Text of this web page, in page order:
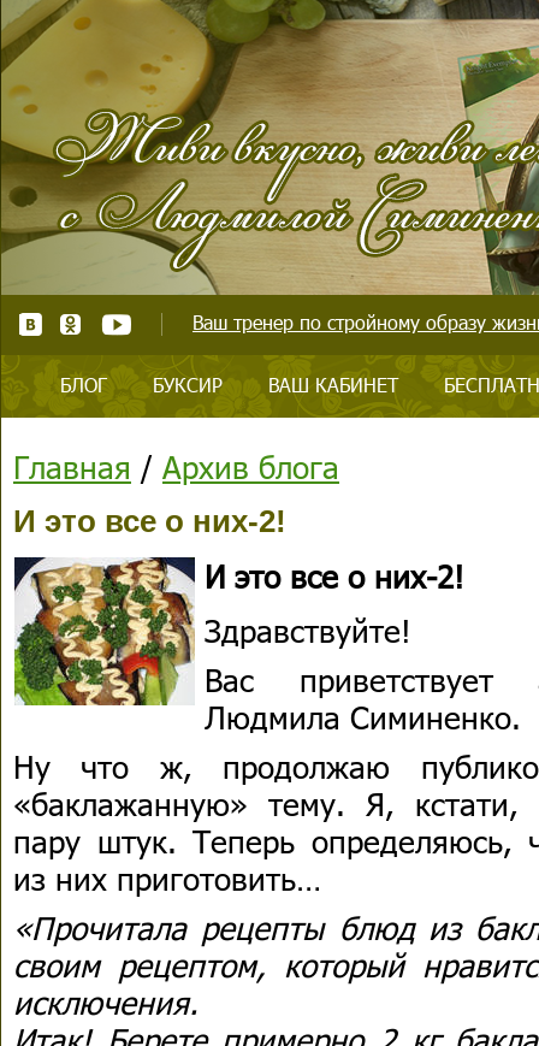
Ваш тренер по стройному образу
БЛОГ БУКСИР ВАШ КАБИНЕТ
Главная / Архив блога
И это все о них-2!
И это все о них-2!
Здравствуйте!
Вас
Людмила Симиненко.
Ну что ж, продолжаю
«баклажанную» тему. Я,
пару штук. Теперь определяюсь,
из них приготовить…
«Прочитала рецепты блюд из
своим рецептом, который
исключения.